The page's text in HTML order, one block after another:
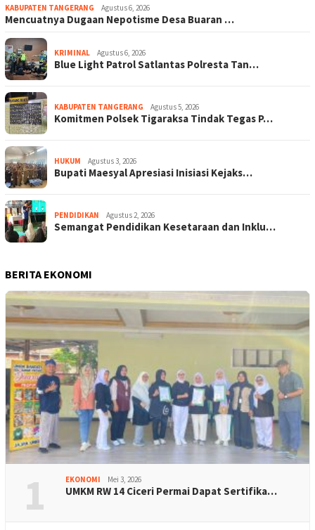
KABUPATEN TANGERANG Agustus 6, 2026
Mencuatnya Dugaan Nepotisme Desa Buaran …
KRIMINAL Agustus 6, 2026
Blue Light Patrol Satlantas Polresta Tan…
KABUPATEN TANGERANG Agustus 5, 2026
Komitmen Polsek Tigaraksa Tindak Tegas P…
HUKUM Agustus 3, 2026
Bupati Maesyal Apresiasi Inisiasi Kejaks…
PENDIDIKAN Agustus 2, 2026
Semangat Pendidikan Kesetaraan dan Inklu…
BERITA EKONOMI
1 EKONOMI Mei 3, 2026
UMKM RW 14 Ciceri Permai Dapat Sertifika…